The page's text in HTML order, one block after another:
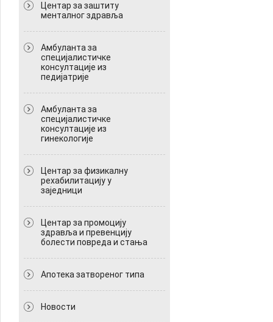
Центар за заштиту
менталног здравља
Амбуланта за
специјалистичке
консултације из
педијатрије
Амбуланта за
специјалистичке
консултације из
гинекологије
Центар за физикалну
рехабилитацију у
заједници
Центар за промоцију
здравља и превенцију
болести повреда и стања
Апотека затвореног типа
Новости